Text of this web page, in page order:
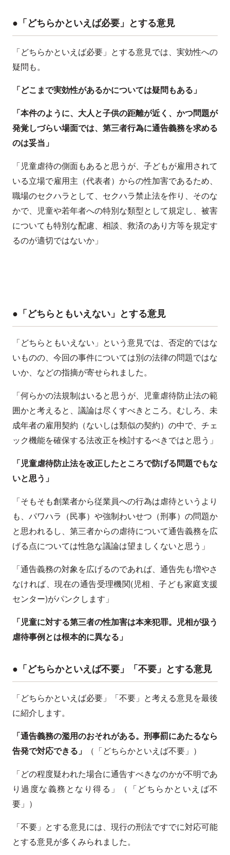
●「どちらかといえば必要」とする意見
「どちらかといえば必要」とする意見では、実効性への
疑問も。
「どこまで実効性があるかについては疑問もある」
「本件のように、大人と子供の距離が近く、かつ問題が
発覚しづらい場面では、第三者行為に通告義務を求める
のは妥当」
「児童虐待の側面もあると思うが、子どもが雇用されて
いる立場で雇用主（代表者）からの性加害であるため、
職場のセクハラとして、セクハラ禁止法を作り、そのな
かで、児童や若年者への特別な類型として規定し、被害
についても特別な配慮、相談、救済のあり方等を規定す
るのが適切ではないか」
●「どちらともいえない」とする意見
「どちらともいえない」という意見では、否定的ではな
いものの、今回の事件については別の法律の問題ではな
いか、などの指摘が寄せられました。
「何らかの法規制はいると思うが、児童虐待防止法の範
囲かと考えると、議論は尽くすべきところ。むしろ、未
成年者の雇用契約（ないしは類似の契約）の中で、チェ
ック機能を確保する法改正を検討するべきではと思う」
「児童虐待防止法を改正したところで防げる問題でもな
いと思う」
「そもそも創業者から従業員への行為は虐待というより
も、パワハラ（民事）や強制わいせつ（刑事）の問題か
と思われるし、第三者からの虐待について通告義務を広
げる点については性急な議論は望ましくないと思う」
「通告義務の対象を広げるのであれば、通告先も増やさ
なければ、現在の通告受理機関(児相、子ども家庭支援
センター)がパンクします」
「児童に対する第三者の性加害は本来犯罪。児相が扱う
虐待事例とは根本的に異なる」
●「どちらかといえば不要」「不要」とする意見
「どちらかといえば必要」「不要」と考える意見を最後
に紹介します。
「通告義務の濫用のおそれがある。刑事罰にあたるなら
告発で対応できる」
（「どちらかといえば不要」）
「どの程度疑われた場合に通告すべきなのかが不明であ
り過度な義務となり得る」（「どちらかといえば不
要」）
「不要」とする意見には、現行の刑法ですでに対応可能
とする意見が多くみられました。